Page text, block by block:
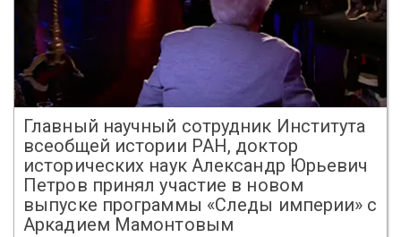
Главный научный сотрудник Института
всеобщей истории РАН, доктор
исторических наук Александр Юрьевич
Петров принял участие в новом
выпуске программы «Следы империи» с
Аркадием Мамонтовым